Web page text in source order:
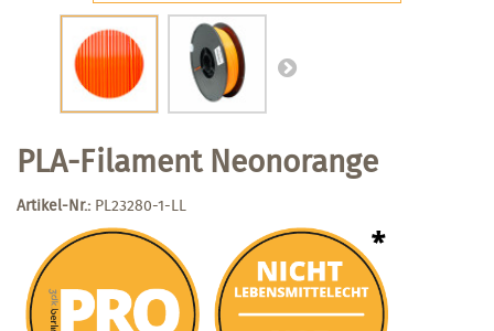
PLA-Filament Neonorange
Artikel-Nr.: PL23280-1-LL